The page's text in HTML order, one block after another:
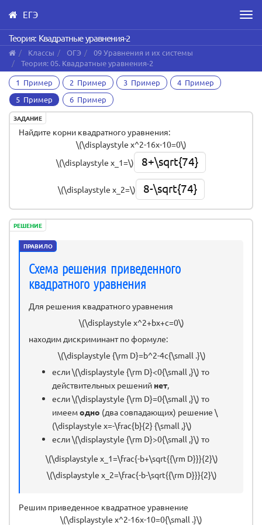
Skip
to
main
content
ЕГЭ
Теория: Квадратные уравнения-2
Классы ОГЭ
09 Уравнения и их системы
Теория: 05. Квадратные уравнения-2
1 Пример
2 Пример 3 Пример
4 Пример
5 Пример
6 Пример
ЗАДАНИЕ
Найдите корни квадратного уравнения:
\(\displaystyle x^2-16x-10=0\)
\(\displaystyle x_1=\)
8+\sqrt{74}
\(\displaystyle x_2=\) 8-\sqrt{74}
РЕШЕНИЕ
ПРАВИЛО
Схема решения приведенного
квадратного уравнения
Для решения квадратного уравнения
\(\displaystyle x^2+bx+c=0\)
находим дискриминант по формуле:
\(\displaystyle {\rm D}=b^2-4c{\small .}\)
если \(\displaystyle {\rm D}<0{\small ,}\) то
действительных решений нет,
если \(\displaystyle {\rm D}=0{\small ,}\) то
имеемодно (два совпадающих) решение \
(\displaystyle x=-\frac{b}{2} {\small ,}\)
если \(\displaystyle {\rm D}>0{\small ,}\) то
\(\displaystyle x_1=\frac{-b+\sqrt{{\rm D}}}{2}\)
\(\displaystyle x_2=\frac{-b-\sqrt{{\rm D}}}{2}\)
Решим приведенное квадратное уравнение
\(\displaystyle x^2-16x-10=0{\small .}\)